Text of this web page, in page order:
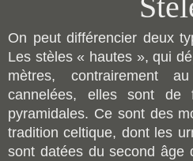
On peut différencier deux
Les stèles « hautes », qui
mètres, contrairement
cannelées, elles sont de
pyramidales. Ce sont des
tradition celtique, dont les
sont datées du second âge